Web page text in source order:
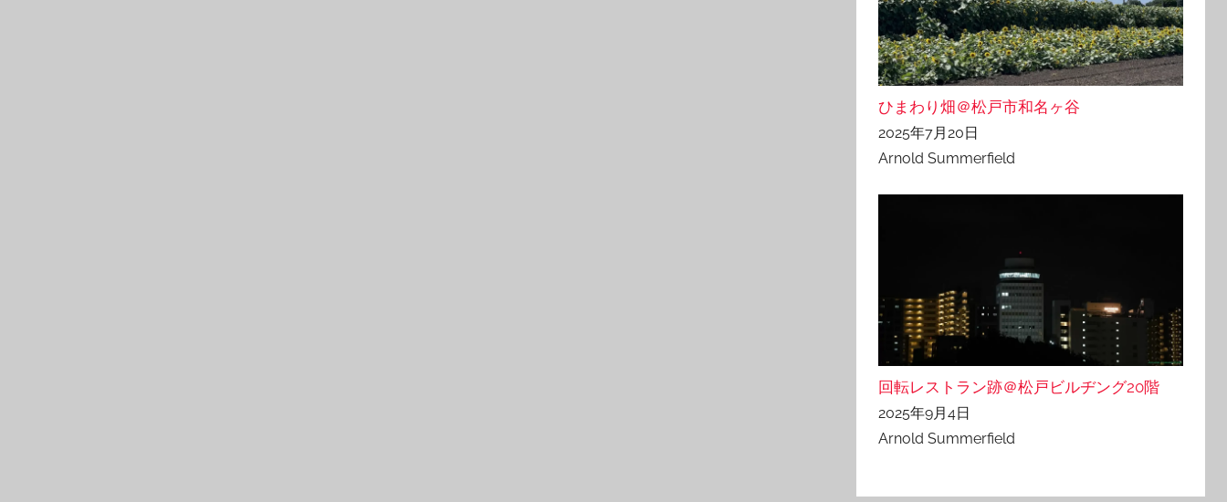
ひまわり畑＠松戸市和名ヶ谷
2025年7月20日
Arnold Summerfield
回転レストラン跡＠松戸ビルヂング20階
2025年9月4日
Arnold Summerfield